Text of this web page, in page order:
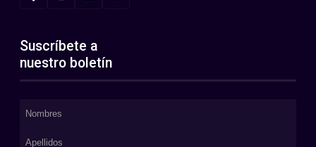
Suscríbete a
nuestro boletín